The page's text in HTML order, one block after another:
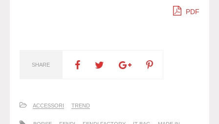
PDF
SHARE
ACCESSORI TREND